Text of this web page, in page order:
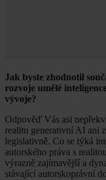
Jak byste zhodnotil
rozvoje umělé
vývoje?
Odpověď Vás asi
realitu generativní AI ani
legislativně. Co se týká
autorského práva s
výrazně zajímavější a
stávající autorskoprávní